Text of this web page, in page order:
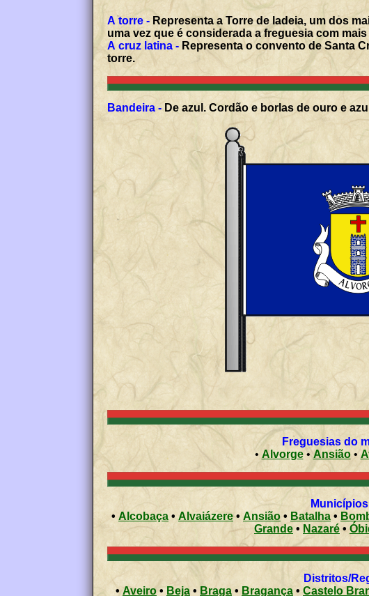
A torre - Representa a Torre de ladeia, um dos
uma vez que é considerada a freguesia com
A cruz latina - Representa o convento de Santa
torre.
Bandeira - De azul. Cordão e borlas de ouro e
Freguesias do
• Alvorge•Ansião•
• Alcobaça • Alvaiázere• Ansião• Batalha •
Grande • Nazaré •
• Aveiro• Beja • Braga • Bragança • Castelo